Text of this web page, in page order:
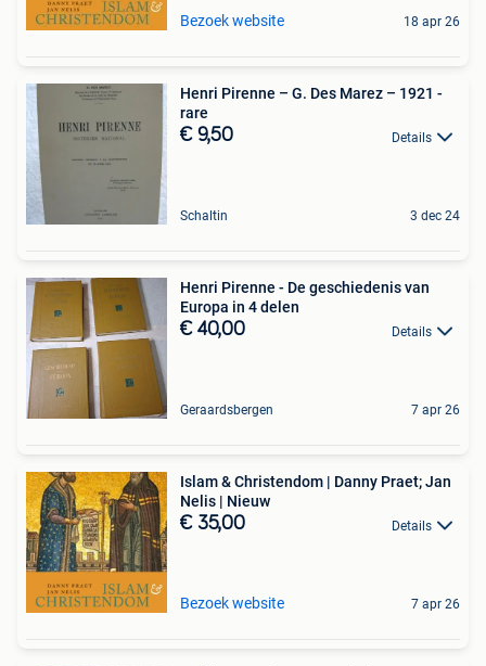
Bezoek website 18 apr 26
Henri Pirenne – G. Des Marez – 1921 -
rare
€ 9,50 Details
Schaltin 3 dec 24
Henri Pirenne - De geschiedenis van
Europa in 4 delen
€ 40,00 Details
Geraardsbergen 7 apr 26
Islam & Christendom | Danny Praet; Jan
Nelis | Nieuw
€ 35,00 Details
Bezoek website 7 apr 26